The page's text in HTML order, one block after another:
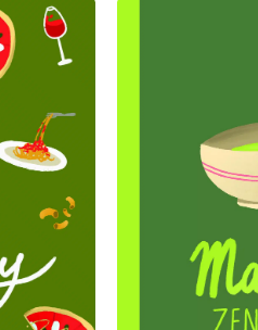
Hello
Nous revenons
Bonjour 👋